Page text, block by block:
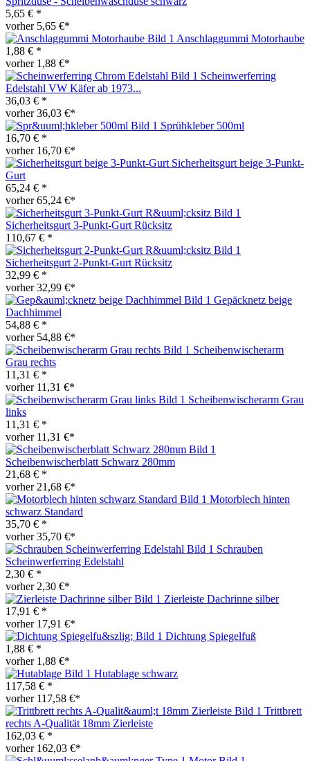
5,65 € *
vorher 5,65 €*
Anschlaggummi Motorhaube
1,88 € *
vorher 1,88 €*
Scheinwerferring
Edelstahl VW Käfer ab 1973...
36,03 € *
vorher 36,03 €*
Sprühkleber 500ml
16,70 € *
vorher 16,70 €*
Sicherheitsgurt beige 3-Punkt-
Gurt
65,24 € *
vorher 65,24 €*
Sicherheitsgurt 3-Punkt-Gurt Rücksitz
110,67 € *
Sicherheitsgurt 2-Punkt-Gurt Rücksitz
32,99 € *
vorher 32,99 €*
Gepäcknetz beige
Dachhimmel
54,88 € *
vorher 54,88 €*
Scheibenwischerarm
Grau rechts
11,31 € *
vorher 11,31 €*
Scheibenwischerarm Grau
links
11,31 € *
vorher 11,31 €*
Scheibenwischerblatt Schwarz 280mm
21,68 € *
vorher 21,68 €*
Motorblech hinten
schwarz Standard
35,70 € *
vorher 35,70 €*
Schrauben
Scheinwerferring Edelstahl
2,30 € *
vorher 2,30 €*
Zierleiste Dachrinne silber
17,91 € *
vorher 17,91 €*
Dichtung Spiegelfuß
1,88 € *
vorher 1,88 €*
Hutablage schwarz
117,58 € *
vorher 117,58 €*
Trittbrett
rechts A-Qualität 18mm Zierleiste
162,03 € *
vorher 162,03 €*